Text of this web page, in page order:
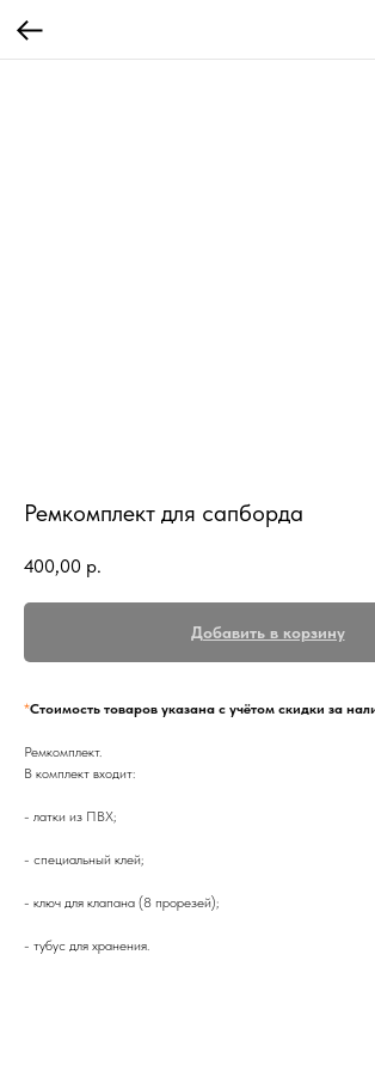
Ремкомплект для сапборда
400,00 р.
Добавить в корзину
*Стоимость товаров указана с учётом скидки за
Ремкомплект.
В комплект входит:
- латки из ПВХ;
- специальный клей;
- ключ для клапана (8 прорезей);
- тубус для хранения.